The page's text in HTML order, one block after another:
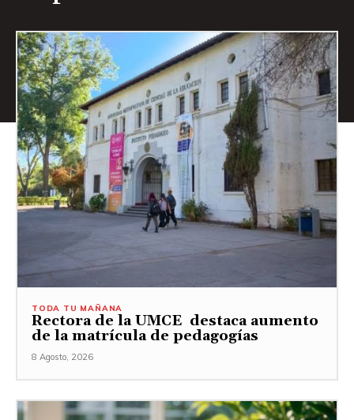
TODA TU MAÑANA
Rectora de la UMCE destaca aumento
de la matrícula de pedagogías
8 Agosto, 2026